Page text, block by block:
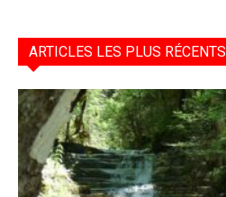
ARTICLES LES PLUS RÉCENTS